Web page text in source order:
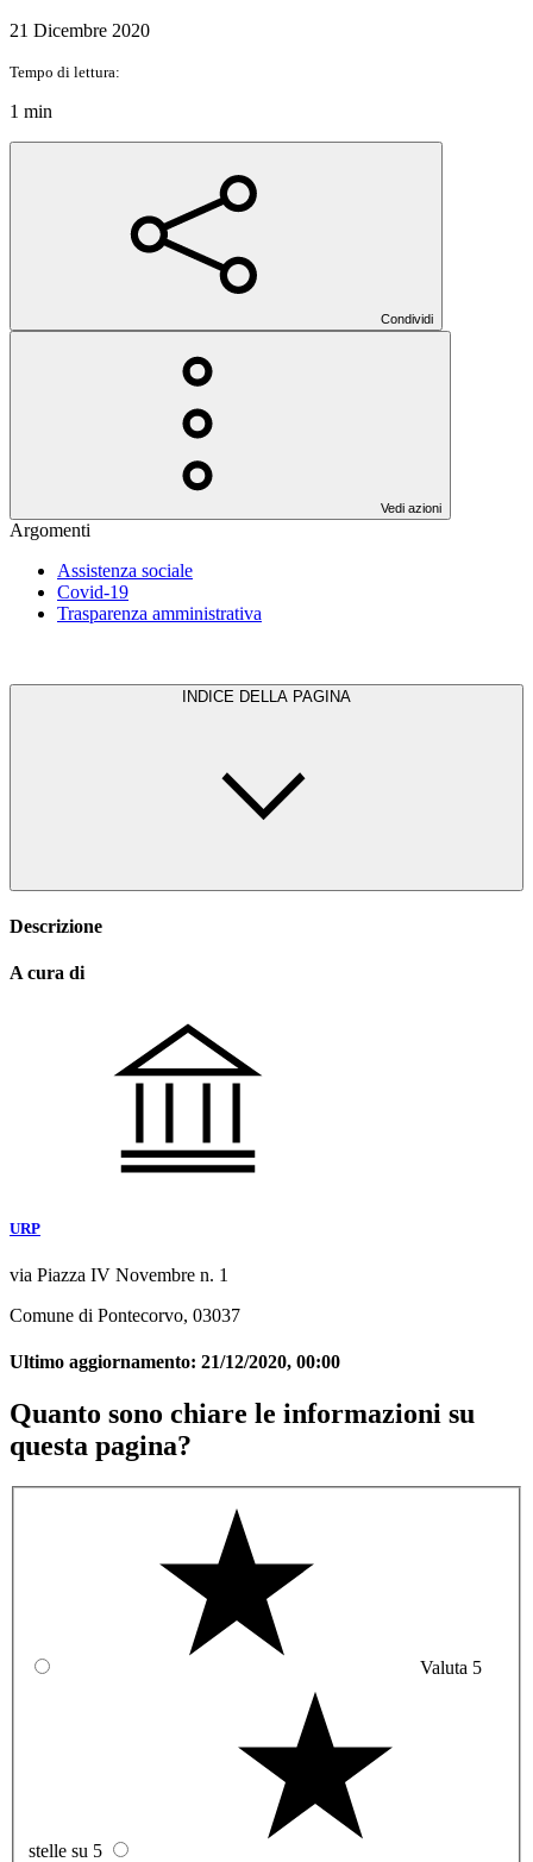
21 Dicembre 2020
Tempo di lettura:
1 min
Condividi
Vedi azioni
Argomenti
Assistenza sociale
Covid-19
Trasparenza amministrativa
INDICE DELLA PAGINA
Descrizione
A cura di
URP
via Piazza IV Novembre n. 1
Comune di Pontecorvo, 03037
Ultimo aggiornamento: 21/12/2020, 00:00
Quanto sono chiare le informazioni su
questa pagina?
Valuta 5
stelle su 5